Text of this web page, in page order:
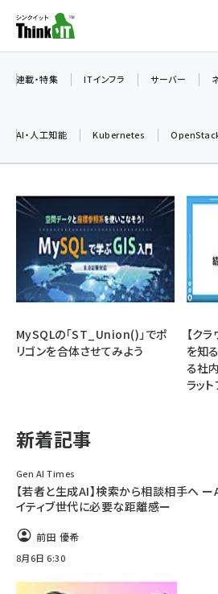
ン
ツ
加藤銘のチーム貢献～仲間と
iot女子会 (2281)
北海道をのんびり旅する晴山
drupal (1956)
genai (1484)
abc123 (1360)
連載・特集 ITインフラ サーバー
AI・人工知能 Kubernetes
MySQLの「ST_Union()」でポ
リゴンを合体させてみよう
【ク
を知
る社
ラッ
新着記事
Gen AI Times
【若者と生成AI】検索から相談相手へ ー
イティブ世代に必要な距離感ー
前田 優希
8月6日 6:30